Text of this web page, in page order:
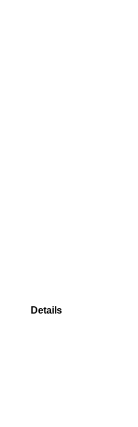
Details